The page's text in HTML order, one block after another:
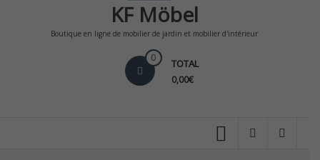
KF Möbel
Boutique en ligne de mobilier de jardin et mobilier d'intérieur
0 TOTAL
0,00€